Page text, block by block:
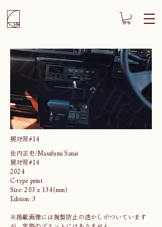
展対照#14
佐内正史/Masafumi Sanai
展対照#14
2024
C-type print
Size: 203 x 134(mm)
Edition: 3
※掲載画像には複製防止の透かしがついています
が、実際のプリントにはありません。